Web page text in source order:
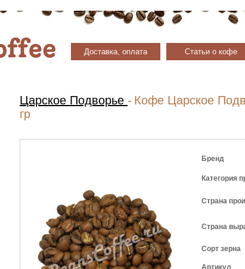
Доставка, оплата Статьи о кофе
Царское Подворье - Кофе Царское
гр
Бренд
Категория
Страна
Страна
Сорт зерна
Артикул